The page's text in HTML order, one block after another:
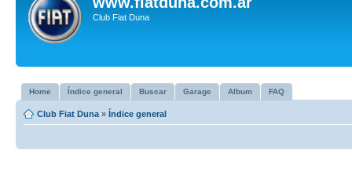
Club Fiat Duna
Home Índice general Buscar Garage Album FAQ
Club Fiat Duna » Índice general